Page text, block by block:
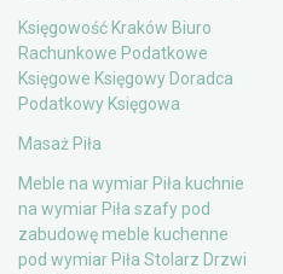
Księgowość Kraków Biuro
Rachunkowe Podatkowe
Księgowe Księgowy Doradca
Podatkowy Księgowa
Masaż Piła
Meble na wymiar Piła kuchnie
na wymiar Piła szafy pod
zabudowę meble kuchenne
pod wymiar Piła Stolarz Drzwi